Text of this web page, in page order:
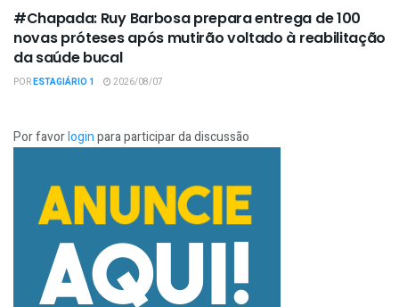
#Chapada: Ruy Barbosa prepara entrega de 100
novas próteses após mutirão voltado à reabilitação
da saúde bucal
PORESTAGIÁRIO 1 2026/08/07
Por favorloginpara participar da discussão